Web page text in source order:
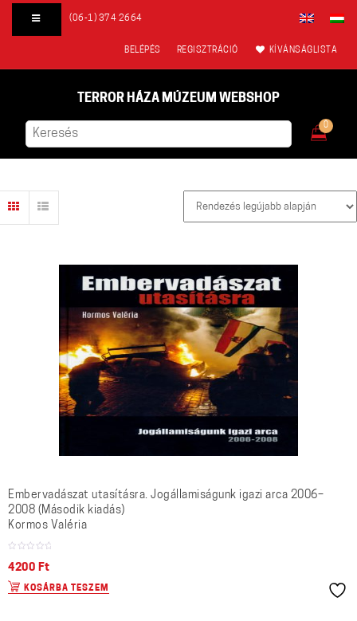
(06-1) 374 2664
BELÉPÉS REGISZTRÁCIÓ KÍVÁNSÁGLISTA
TERROR HÁZA MÚZEUM WEBSHOP
0
Embervadászat utasításra. Jogállamiságunk igazi arca 2006–
2008 (Második kiadás)
Kormos Valéria
4200 Ft
KOSÁRBA TESZEM